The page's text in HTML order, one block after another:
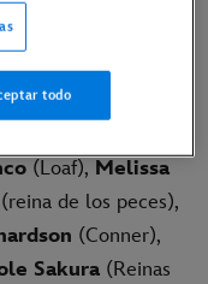
. El reparto de voces
Meryl Streep
(Loaf), Melissa
(reina de los peces),
(Conner),
Sakura (Reinas
todo